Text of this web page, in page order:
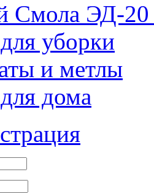
Смола ЭД-20
уборки
и метлы
дома